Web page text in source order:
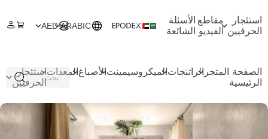
استئجار
الحرفيين
مقاطع
الفيديو
الأسئلة
الشائعة
ARABIC
AED
الصفحة
الرئيسية
المتجر الراتنجاتالميكروسيمينتالأصباغالمعداتاستئجار
الحرفيين